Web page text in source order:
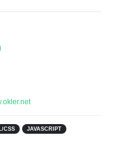
CSS JAVASCRIPT